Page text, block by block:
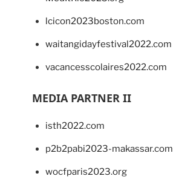
lcicon2023boston.com
waitangidayfestival2022.com
vacancesscolaires2022.com
MEDIA PARTNER II
isth2022.com
p2b2pabi2023-makassar.com
wocfparis2023.org